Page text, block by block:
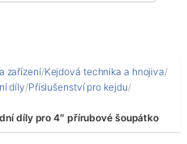
zařízení/Kejdová technika a hnojiva/
díly/Příslušenství pro kejdu/
díly pro 4″ přírubové šoupátko